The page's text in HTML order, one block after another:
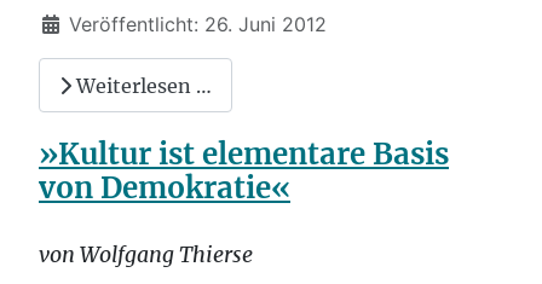
Veröffentlicht: 26. Juni 2012
Weiterlesen …
»Kultur ist elementare Basis
von Demokratie«
von Wolfgang Thierse